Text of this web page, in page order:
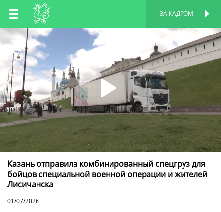
RU
TT
ЗА КАДРОМ
Казань отправила комбинированный спецгруз для
бойцов специальной военной операции и жителей
Лисичанска
01/07/2026
ПЕРСОНАЛЬНАЯ
СТРАНИЦА